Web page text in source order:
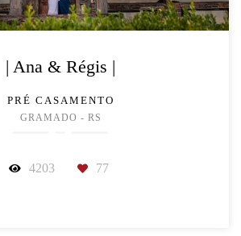
| Ana & Régis |
PRÉ CASAMENTO
GRAMADO - RS
4203 77